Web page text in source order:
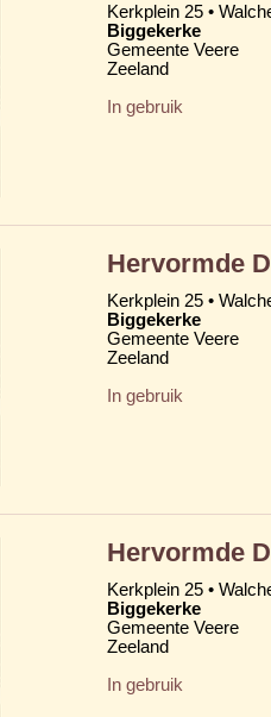
Kerkplein 25 •
Biggekerke
Gemeente Veere
Zeeland
In gebruik
Hervormde
Kerkplein 25 •
Biggekerke
Gemeente Veere
Zeeland
In gebruik
Hervormde
Kerkplein 25 •
Biggekerke
Gemeente Veere
Zeeland
In gebruik